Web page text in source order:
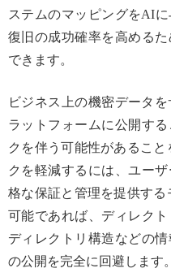
ステムのマッピングをAI
復旧の成功確率を高める
できます。
ビジネス上の機密データ
ラットフォームに公開す
クを伴う可能性があるこ
クを軽減するには、ユー
格な保証と管理を提供する
可能であれば、ディレク
ディレクトリ構造などの
の公開を完全に回避します。